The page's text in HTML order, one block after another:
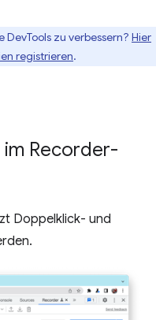
DevTools zu verbessern? Hier
registrieren.
Recorder-
Doppelklick- und